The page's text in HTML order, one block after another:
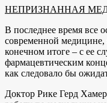
НЕПРИЗНАННАЯ
В последнее время все
современной медицине,
конечном итоге – с ее
фармацевтическим
как следовало бы
Доктор Рике Герд